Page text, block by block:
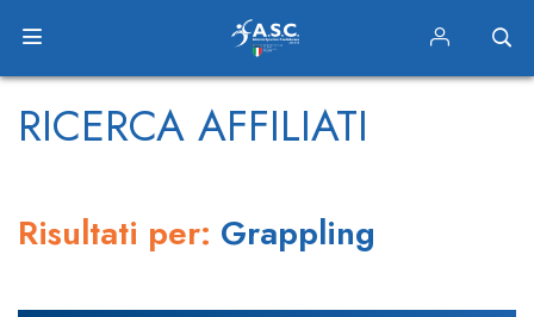
RICERCA AFFILIATI
Risultati per: Grappling